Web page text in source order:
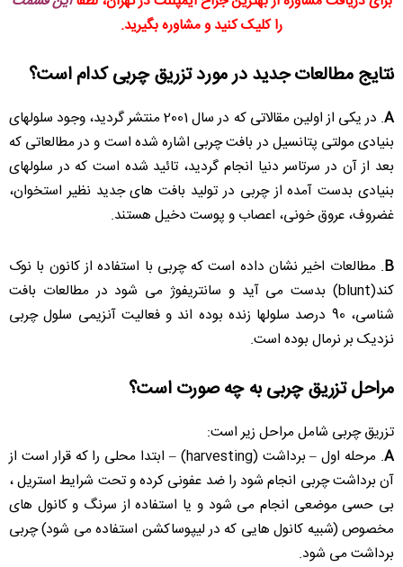
را کلیک کنید و مشاوره بگیرید.
نتایج مطالعات جدید در مورد تزریق چربی کدام است؟
A
. در یکی از اولین مقالاتی که در سال 2001 منتشر گردید، وجود سلولهای
بنیادی مولتی پتانسیل در بافت چربی اشاره شده است و در مطالعاتی که
بعد از آن در سرتاسر دنیا انجام گردید، تائید شده است که در سلولهای
بنیادی بدست آمده از چربی در تولید بافت های جدید نظیر استخوان،
غضروف، عروق خونی، اعصاب و پوست دخیل هستند.
B. مطالعات اخیر نشان داده است که چربی با استفاده از کانون با نوک
کند(blunt) بدست می آید و سانتریفوژ می شود در مطالعات بافت
شناسی، 90 درصد سلولها زنده بوده اند و فعالیت آنزیمی سلول چربی
نزدیک بر نرمال بوده است.
مراحل تزریق چربی به چه صورت است؟
تزریق چربی شامل مراحل زیر است:
A
. مرحله اول – برداشت (harvesting) – ابتدا محلی را که قرار است از
آن برداشت چربی انجام شود را ضد عفونی کرده و تحت شرایط استریل ،
بی حسی موضعی انجام می شود و یا استفاده از سرنگ و کانول های
مخصوص (شبیه کانول هایی که در لیپوساکشن استفاده می شود) چربی
برداشت می شود.